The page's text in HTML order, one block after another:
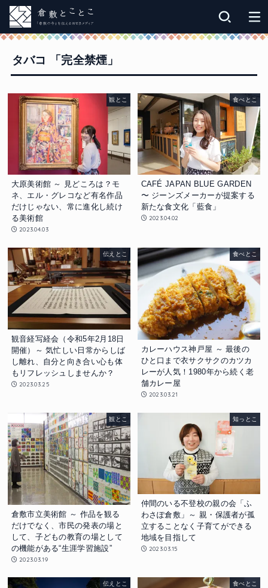
タバコ 「完全禁煙」
観とこ
大原美術館 ～ 見どころは？モ
ネ、エル・グレコなど有名作品
だけじゃない、常に進化し続け
る美術館
2023.04.03
食べとこ
CAFÉ JAPAN BLUE GARDEN
〜 ジーンズメーカーが提案する
新たな食文化「藍食」
2023.04.02
伝えとこ
観音経写経会（令和5年2月18日
開催）～ 気忙しい日常からしば
し離れ、自分と向き合い心も体
もリフレッシュしませんか？
2023.03.25
食べとこ
カレーハウス神戸屋 ～ 最後の
ひと口まで衣サクサクのカツカ
レーが人気！1980年から続く老
舗カレー屋
2023.03.21
観とこ
倉敷市立美術館 ～ 作品を観る
だけでなく、市民の発表の場と
して、子どもの教育の場として
の機能がある“生涯学習施設”
2023.03.19
知っとこ
仲間のいる不登校の親の会「ふ
わさぽ倉敷」～ 親・保護者が孤
立することなく子育てができる
地域を目指して
2023.03.15
伝えとこ 食べとこ